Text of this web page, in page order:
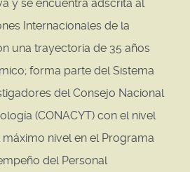
y se encuentra adscrita al
Internacionales de la
una trayectoria de 35 años
forma parte del Sistema
del Consejo Nacional
(CONACYT) con el nivel
máximo nivel en el Programa
del Personal